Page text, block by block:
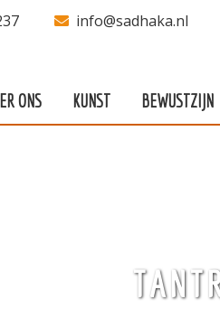
info@sadhaka.nl
ONS KUNST BEWUSTZIJN